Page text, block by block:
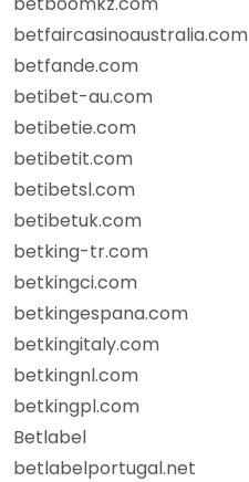
betfaircasinoaustralia.com
betfande.com
betibet-au.com
betibetie.com
betibetit.com
betibetsl.com
betibetuk.com
betking-tr.com
betkingci.com
betkingespana.com
betkingitaly.com
betkingnl.com
betkingpl.com
Betlabel
betlabelportugal.net